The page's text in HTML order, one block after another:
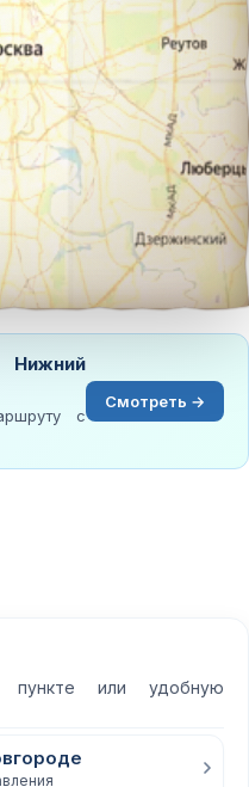
с
Смотреть →
или удобную